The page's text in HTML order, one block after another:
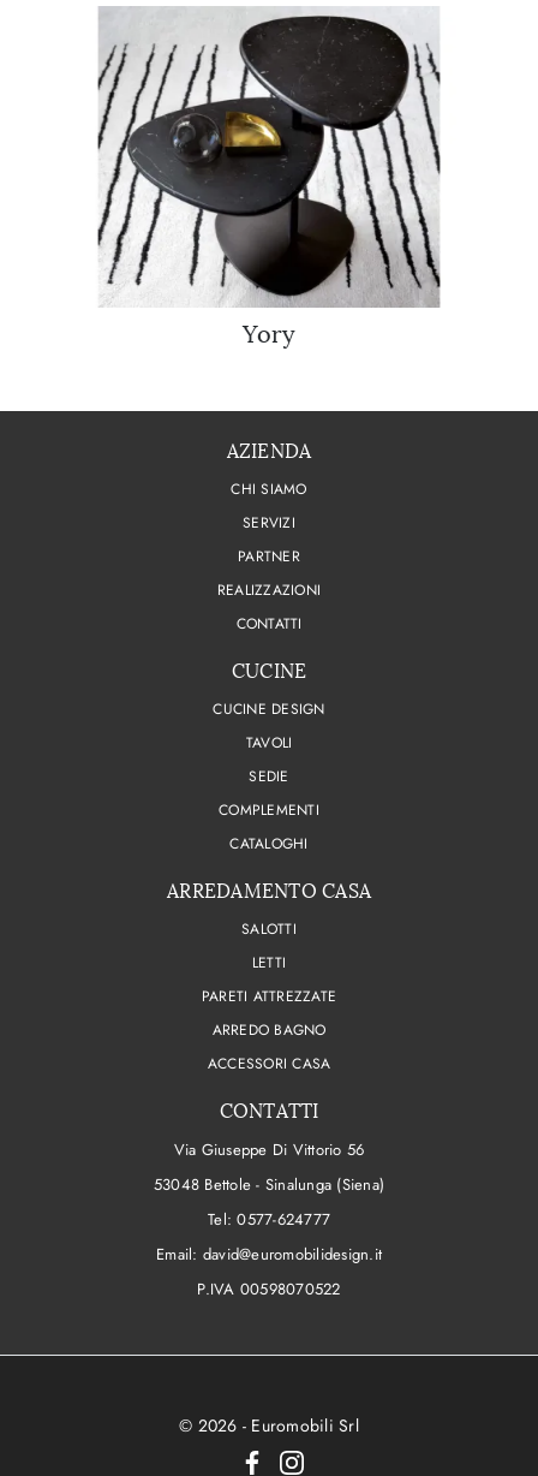
Yory
AZIENDA
CHI SIAMO
SERVIZI
PARTNER
REALIZZAZIONI
CONTATTI
CUCINE
CUCINE DESIGN
TAVOLI
SEDIE
COMPLEMENTI
CATALOGHI
ARREDAMENTO CASA
SALOTTI
LETTI
PARETI ATTREZZATE
ARREDO BAGNO
ACCESSORI CASA
CONTATTI
Via Giuseppe Di Vittorio 56
53048 Bettole - Sinalunga (Siena)
Tel:0577-624777
Email: david@euromobilidesign.it
P.IVA 00598070522
© 2026 - Euromobili Srl